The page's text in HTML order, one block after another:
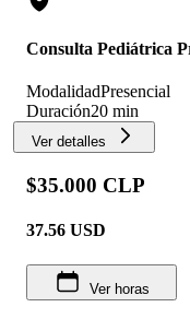
Consulta Pediátrica
ModalidadPresencial
Duración20 min
Ver detalles
$35.000 CLP
37.56 USD
Ver horas